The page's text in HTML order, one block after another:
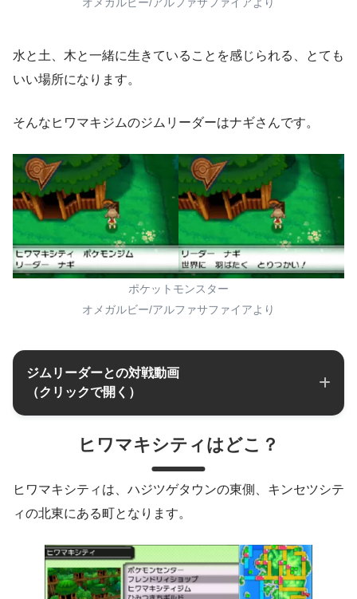
水と土、木と一緒に生きていることを感じられる、とても
いい場所になります。
そんなヒワマキジムのジムリーダーはナギさんです。
ポケットモンスター
オメガルビー/アルファサファイアより
ジムリーダーとの対戦動画
（クリックで開く）
ジムリーダー： ナギ
ヒワマキシティはどこ？
ヒワマキシティは、ハジツゲタウンの東側、キンセツシテ
ィの北東にある町となります。